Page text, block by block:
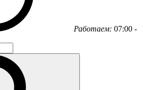
Работаем: 07:00 -